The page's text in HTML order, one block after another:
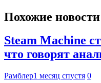
Похожие новости
Steam Machine
что говорят
Рамблер1 месяц спустя 0